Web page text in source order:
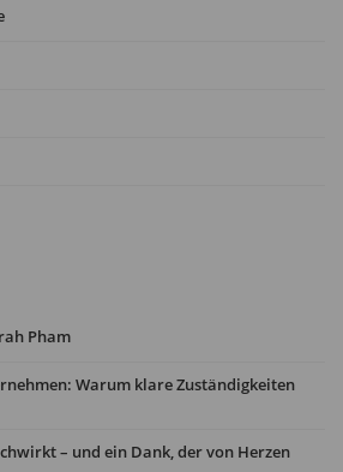
Pham
Warum klare Zuständigkeiten
– und ein Dank, der von Herzen